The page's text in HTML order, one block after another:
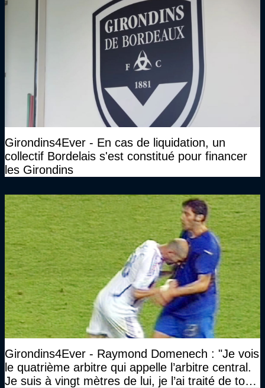
Girondins4Ever - En cas de liquidation, un
collectif Bordelais s'est constitué pour financer
les Girondins
Girondins4Ever - Raymond Domenech : "Je vois
le quatrième arbitre qui appelle l’arbitre central.
Je suis à vingt mètres de lui, je l’ai traité de tous